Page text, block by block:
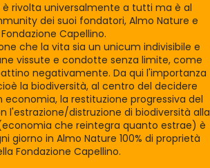
è rivolta universalmente a tutti ma è al
dei suoi fondatori, Almo Nature e
Fondazione Capellino.
che la vita sia un unicum indivisibile e
vissute e condotte senza limite, come
negativamente. Da qui l'importanza
la biodiversità, al centro del decidere
economia, la restituzione progressiva del
l'estrazione/distruzione di biodiversità alla
che reintegra quanto estrae) è
giorno in Almo Nature 100% di proprietà
Fondazione Capellino.